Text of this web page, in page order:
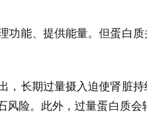
能、提供能量。但蛋白质
长期过量摄入迫使肾脏持
险。此外，过量蛋白质